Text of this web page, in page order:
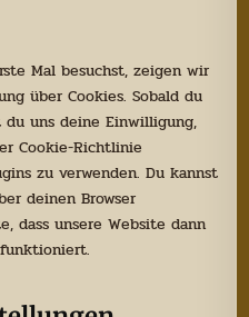
sonstiges
Mal besuchst, zeigen wir
über Cookies. Sobald du
uns deine Einwilligung,
Cookie-Richtlinie
zu verwenden. Du kannst
deinen Browser
dass unsere Website dann